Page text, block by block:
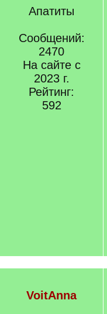
Апатиты
Сообщений:
2470
На сайте с
2023 г.
Рейтинг:
592
VoitAnna